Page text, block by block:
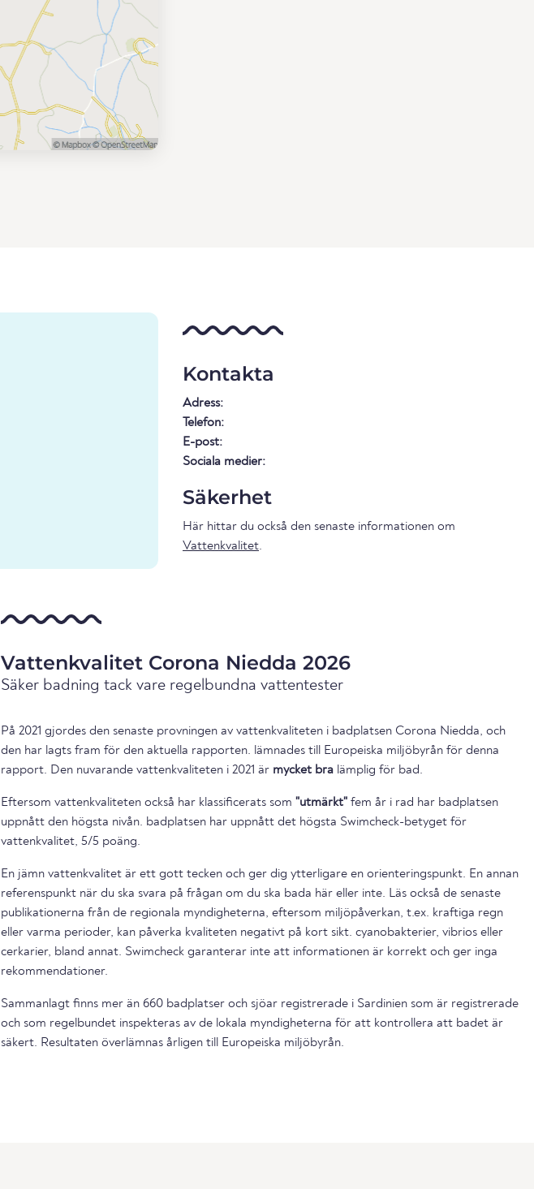
Kontakta
Adress:
Telefon:
E-post:
Sociala medier:
Säkerhet
Här hittar du också den senaste informationen om
Vattenkvalitet.
Vattenkvalitet Corona Niedda 2026
Säker badning tack vare regelbundna vattentester
På 2021 gjordes den senaste provningen av vattenkvaliteten i badplatsen Corona Niedda, och
den har lagts fram för den aktuella rapporten. lämnades till Europeiska miljöbyrån för denna
rapport. Den nuvarande vattenkvaliteten i 2021 är mycket bra lämplig för bad.
Eftersom vattenkvaliteten också har klassificerats som "utmärkt" fem år i rad har badplatsen
uppnått den högsta nivån. badplatsen har uppnått det högsta Swimcheck-betyget för
vattenkvalitet, 5/5 poäng.
En jämn vattenkvalitet är ett gott tecken och ger dig ytterligare en orienteringspunkt. En annan
referenspunkt när du ska svara på frågan om du ska bada här eller inte. Läs också de senaste
publikationerna från de regionala myndigheterna, eftersom miljöpåverkan, t.ex. kraftiga regn
eller varma perioder, kan påverka kvaliteten negativt på kort sikt. cyanobakterier, vibrios eller
cerkarier, bland annat. Swimcheck garanterar inte att informationen är korrekt och ger inga
rekommendationer.
Sammanlagt finns mer än 660 badplatser och sjöar registrerade i Sardinien som är registrerade
och som regelbundet inspekteras av de lokala myndigheterna för att kontrollera att badet är
säkert. Resultaten överlämnas årligen till Europeiska miljöbyrån.